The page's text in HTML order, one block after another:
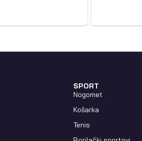
SPORT
Nogomet
Košarka
Tenis